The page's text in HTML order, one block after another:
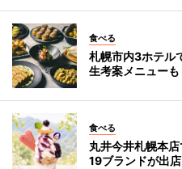
食べる
札幌市内3ホテル
生考案メニューも
食べる
丸井今井札幌本
19ブランドが出店